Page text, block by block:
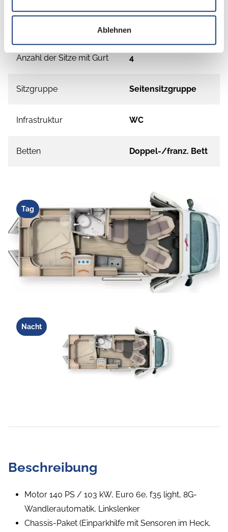
Ablehnen2
Anzahl der Sitze mit Gurt 4
Sitzgruppe Seitensitzgruppe
Infrastruktur WC
Betten Doppel-/franz. Bett
Tag
Nacht
Beschreibung
Motor 140 PS / 103 kW, Euro 6e, f35 light, 8G-
Wandlerautomatik, Linkslenker
Chassis-Paket (Einparkhilfe mit Sensoren im Heck,